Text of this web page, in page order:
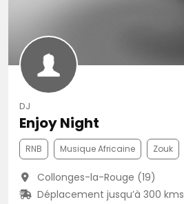
DJ
Enjoy Night
RNB Musique Africaine Zouk
Collonges-la-Rouge (19)
Déplacement jusqu’à 300 kms